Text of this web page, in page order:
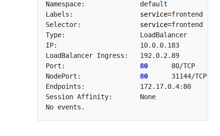
Labels: service=
Selector: service=
Port: 80
NodePort: 80